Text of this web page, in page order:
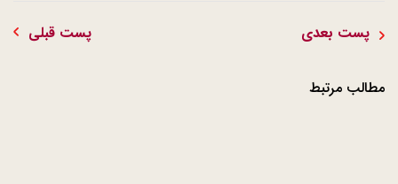
پست قبلی پست بعدی
مطالب مرتبط